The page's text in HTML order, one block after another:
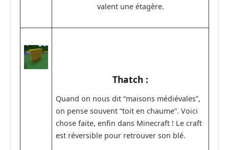
valent une étagère.
Thatch :
Quand on nous dit “maisons médiévales”,
on pense souvent “toit en chaume”. Voici
chose faite, enfin dans Minecraft ! Le craft
est réversible pour retrouver son blé.